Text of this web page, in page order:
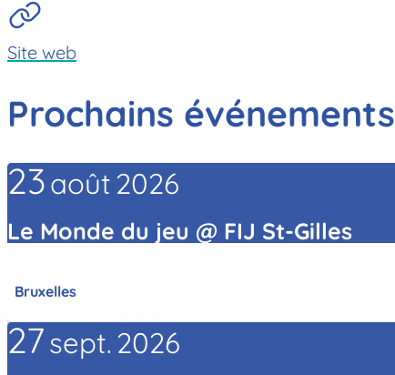
Site web
Prochains événements
23août 2026
Le Monde du jeu @ FIJ St-Gilles
Bruxelles
27sept. 2026